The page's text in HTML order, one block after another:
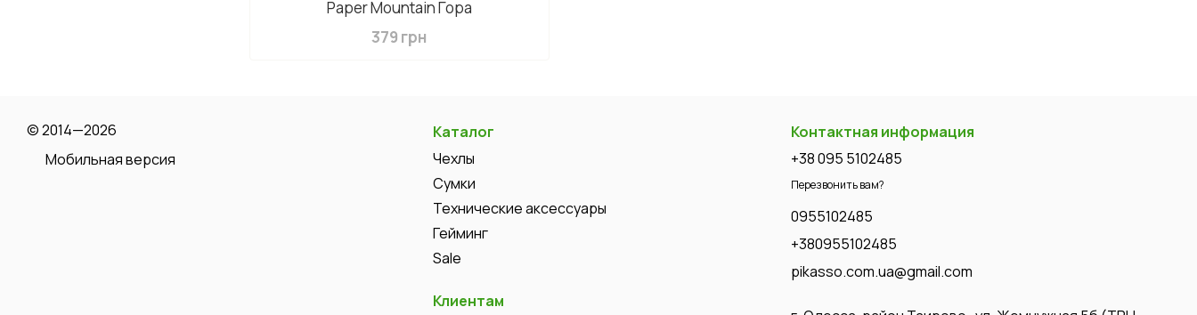
Paper Mountain Гора
379 грн
© 2014—2026
Мобильная версия
Каталог
Чехлы
Сумки
Технические аксессуары
Гейминг
Sale
Клиентам
Контактная информация
+38 095 5102485
Перезвонить вам?
0955102485
+380955102485
pikasso.com.ua@gmail.com